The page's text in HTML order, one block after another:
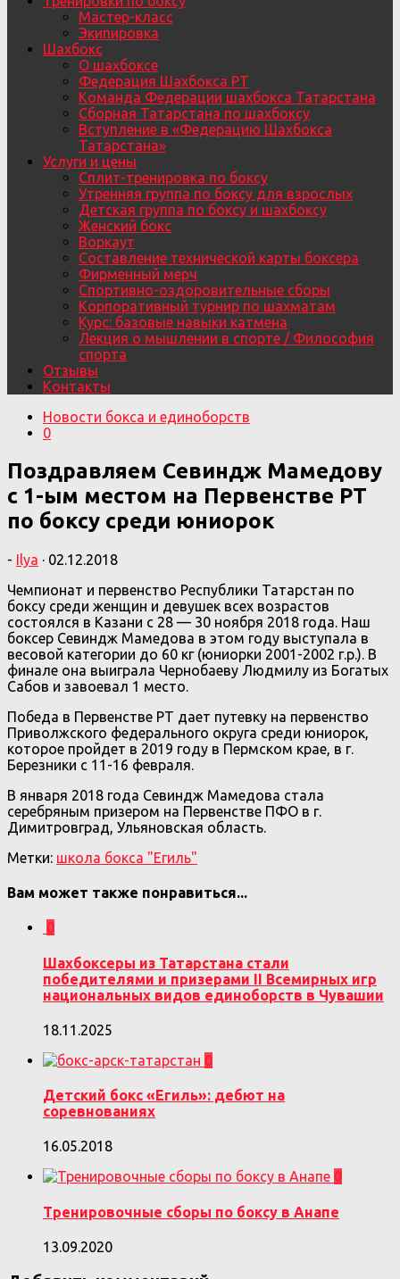
Мастер-класс
Экипировка
Шахбокс
О шахбоксе
Федерация Шахбокса РТ
Команда Федерации шахбокса Татарстана
Сборная Татарстана по шахбоксу
Вступление в «Федерацию Шахбокса
Татарстана»
Услуги и цены
Сплит-тренировка по боксу
Утренняя группа по боксу для взрослых
Детская группа по боксу и шахбоксу
Женский бокс
Воркаут
Составление технической карты боксера
Фирменный мерч
Спортивно-оздоровительные сборы
Корпоративный турнир по шахматам
Курс: базовые навыки катмена
Лекция о мышлении в спорте / Философия
спорта
Отзывы
Контакты
Новости бокса и единоборств
0
Поздравляем Севиндж Мамедову
с 1-ым местом на Первенстве РТ
по боксу среди юниорок
- Ilya · 02.12.2018
Чемпионат и первенство Республики Татарстан по
боксу среди женщин и девушек всех возрастов
состоялся в Казани с 28 — 30 ноября 2018 года. Наш
боксер Севиндж Мамедова в этом году выступала в
весовой категории до 60 кг (юниорки 2001-2002 г.р.). В
финале она выиграла Чернобаеву Людмилу из Богатых
Сабов и завоевал 1 место.
Победа в Первенстве РТ дает путевку на первенство
Приволжского федерального округа среди юниорок,
которое пройдет в 2019 году в Пермском крае, в г.
Березники с 11-16 февраля.
В января 2018 года Севиндж Мамедова стала
серебряным призером на Первенстве ПФО в г.
Димитровград, Ульяновская область.
Метки: школа бокса "Егиль"
Вам может также понравиться...
0
Шахбоксеры из Татарстана стали
победителями и призерами II Всемирных игр
национальных видов единоборств в Чувашии
18.11.2025
0
Детский бокс «Егиль»: дебют на
соревнованиях
16.05.2018
0
Тренировочные сборы по боксу в Анапе
13.09.2020